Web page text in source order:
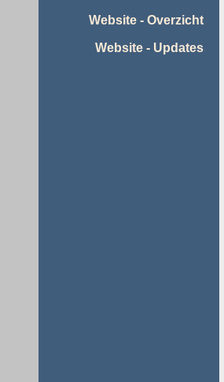
Website - Overzicht
Website - Updates